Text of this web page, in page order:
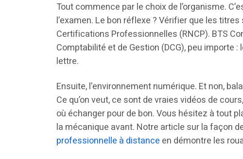
Tout commence par le choix de l’organisme.
l’examen. Le bon réflexe ? Vérifier que les
Certifications Professionnelles (RNCP). BTS
Comptabilité et de Gestion (DCG), peu
lettre.
Ensuite, l’environnement numérique. Et non,
Ce qu’on veut, ce sont de vraies vidéos de
où échanger pour de bon. Vous hésitez à tout
la mécanique avant. Notre article sur la façon
professionnelle à distance en démontre les